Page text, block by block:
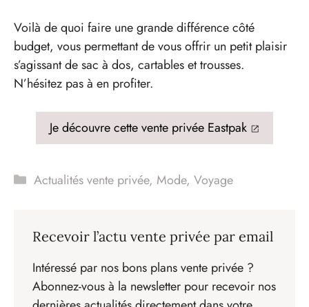
Voilà de quoi faire une grande différence côté
budget, vous permettant de vous offrir un petit plaisir
s’agissant de sac à dos, cartables et trousses.
N’hésitez pas à en profiter.
Je découvre cette vente privée Eastpak
Catégories
Actualités vente privée, Mode, Voyage
Recevoir l’actu vente privée par email
Intéressé par nos bons plans vente privée ?
Abonnez-vous à la newsletter pour recevoir nos